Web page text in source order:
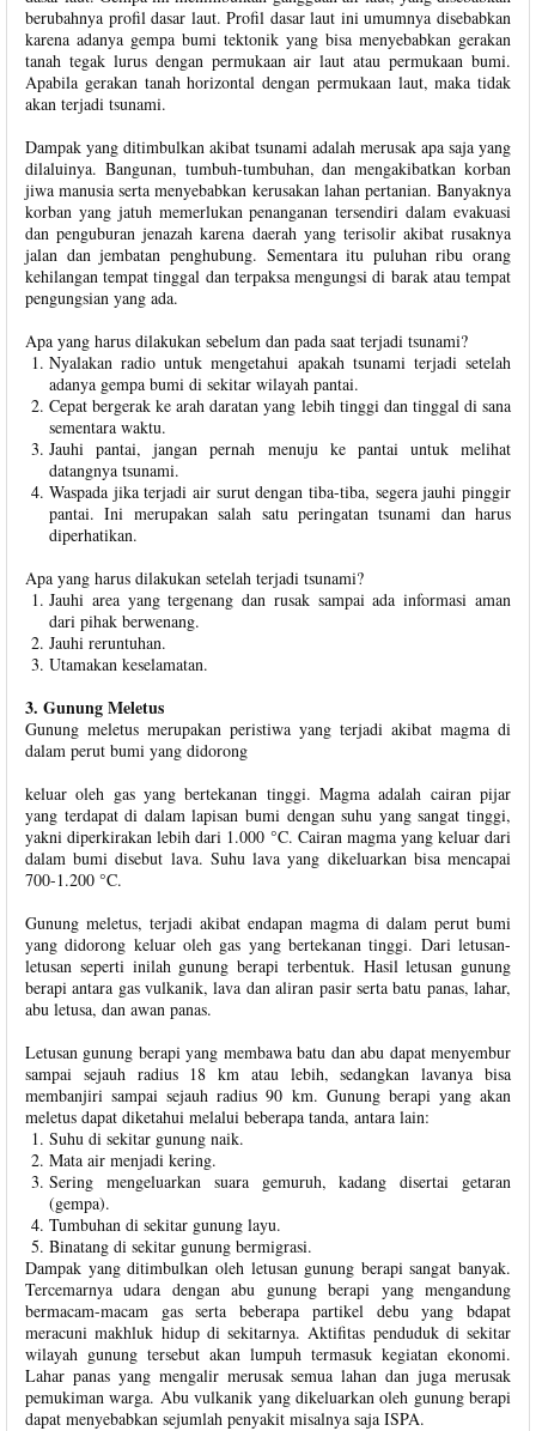
berubahnya profil dasar laut. Profil dasar laut ini umumnya disebabkan
karena adanya gempa bumi tektonik yang bisa menyebabkan gerakan
tanah tegak lurus dengan permukaan air laut atau permukaan bumi.
Apabila gerakan tanah horizontal dengan permukaan laut, maka tidak
akan terjadi tsunami.
Dampak yang ditimbulkan akibat tsunami adalah merusak apa saja yang
dilaluinya. Bangunan, tumbuh-tumbuhan, dan mengakibatkan korban
jiwa manusia serta menyebabkan kerusakan lahan pertanian. Banyaknya
korban yang jatuh memerlukan penanganan tersendiri dalam evakuasi
dan penguburan jenazah karena daerah yang terisolir akibat rusaknya
jalan dan jembatan penghubung. Sementara itu puluhan ribu orang
kehilangan tempat tinggal dan terpaksa mengungsi di barak atau tempat
pengungsian yang ada.
Apa yang harus dilakukan sebelum dan pada saat terjadi tsunami?
Nyalakan radio untuk mengetahui apakah tsunami terjadi setelah
adanya gempa bumi di sekitar wilayah pantai.
Cepat bergerak ke arah daratan yang lebih tinggi dan tinggal di sana
sementara waktu.
Jauhi pantai, jangan pernah menuju ke pantai untuk melihat
datangnya tsunami.
Waspada jika terjadi air surut dengan tiba-tiba, segera jauhi pinggir
pantai. Ini merupakan salah satu peringatan tsunami dan harus
diperhatikan.
Apa yang harus dilakukan setelah terjadi tsunami?
Jauhi area yang tergenang dan rusak sampai ada informasi aman
dari pihak berwenang.
Jauhi reruntuhan.
Utamakan keselamatan.
3. Gunung Meletus
Gunung meletus merupakan peristiwa yang terjadi akibat magma di
dalam perut bumi yang didorong
keluar oleh gas yang bertekanan tinggi. Magma adalah cairan pijar
yang terdapat di dalam lapisan bumi dengan suhu yang sangat tinggi,
yakni diperkirakan lebih dari 1.000 °C. Cairan magma yang keluar dari
dalam bumi disebut lava. Suhu lava yang dikeluarkan bisa mencapai
700-1.200 °C.
Gunung meletus, terjadi akibat endapan magma di dalam perut bumi
yang didorong keluar oleh gas yang bertekanan tinggi. Dari letusan-
letusan seperti inilah gunung berapi terbentuk. Hasil letusan gunung
berapi antara gas vulkanik, lava dan aliran pasir serta batu panas, lahar,
abu letusa, dan awan panas.
Letusan gunung berapi yang membawa batu dan abu dapat menyembur
sampai sejauh radius 18 km atau lebih, sedangkan lavanya bisa
membanjiri sampai sejauh radius 90 km. Gunung berapi yang akan
meletus dapat diketahui melalui beberapa tanda, antara lain:
Suhu di sekitar gunung naik.
Mata air menjadi kering.
Sering mengeluarkan suara gemuruh, kadang disertai getaran
(gempa).
Tumbuhan di sekitar gunung layu.
Binatang di sekitar gunung bermigrasi.
Dampak yang ditimbulkan oleh letusan gunung berapi sangat banyak.
Tercemarnya udara dengan abu gunung berapi yang mengandung
bermacam-macam gas serta beberapa partikel debu yang bdapat
meracuni makhluk hidup di sekitarnya. Aktifitas penduduk di sekitar
wilayah gunung tersebut akan lumpuh termasuk kegiatan ekonomi.
Lahar panas yang mengalir merusak semua lahan dan juga merusak
pemukiman warga. Abu vulkanik yang dikeluarkan oleh gunung berapi
dapat menyebabkan sejumlah penyakit misalnya saja ISPA.